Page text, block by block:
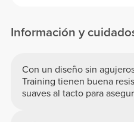
Información y
Con un diseño sin
Training tienen buena
suaves al tacto para